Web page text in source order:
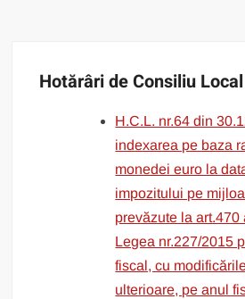
Hotărâri de Consiliu
H.C.L. nr.64 din
indexarea pe baza
monedei euro la
impozitului pe
prevăzute la art.470
Legea nr.227/2015
fiscal, cu
ulterioare, pe anul